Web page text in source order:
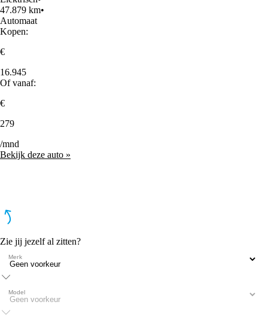
47.879 km•
Automaat
Kopen:
€
16.945
Of vanaf:
€
279
/mnd
Bekijk deze auto »
Zie jij jezelf al zitten?
Merk
Model